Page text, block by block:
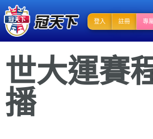
登入 註冊 專
世大運賽
播